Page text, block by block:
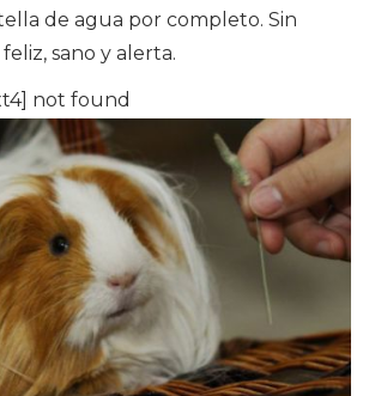
de agua por completo. Sin
sano y alerta.
not found